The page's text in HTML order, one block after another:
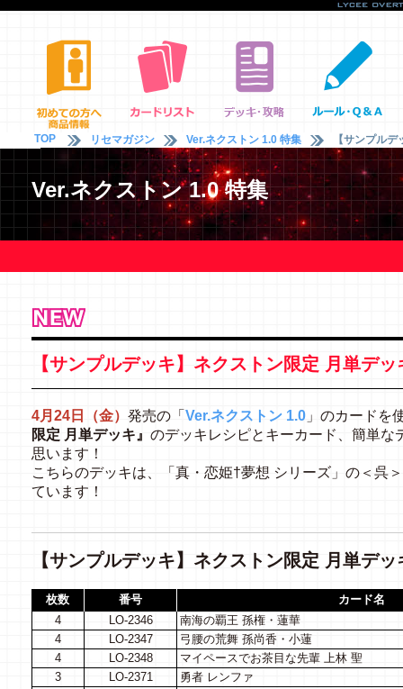
TOP リセマガジン Ver.ネクストン 1.0 特集 【サンプル
Ver.ネクストン 1.0 特集
【サンプルデッキ】ネクストン限定 月単デッ
4月24日（金） 発売の「 Ver.ネクストン 1.0 」のカードを
限定 月単デッキ』 のデッキレシピとキーカード、簡単
思います！
こちらのデッキは、「真・恋姫†夢想 シリーズ」の＜呉
ています！
【サンプルデッキ】ネクストン限定 月単デッ
枚数 番号
カード名
4
LO-2346
南海の覇王 孫権・蓮華
4
LO-2347
弓腰の荒舞 孫尚香・小蓮
4
LO-2348
マイペースでお茶目な先輩 上林 聖
3
LO-2371
勇者 レンファ